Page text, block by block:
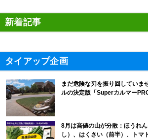
新着記事
タイアップ企画
まだ危険な刃を振り回していま
ルの決定版「Superカルマー
8月は高値の山が分散：ほうれ
し）、はくさい（前半）、トマ